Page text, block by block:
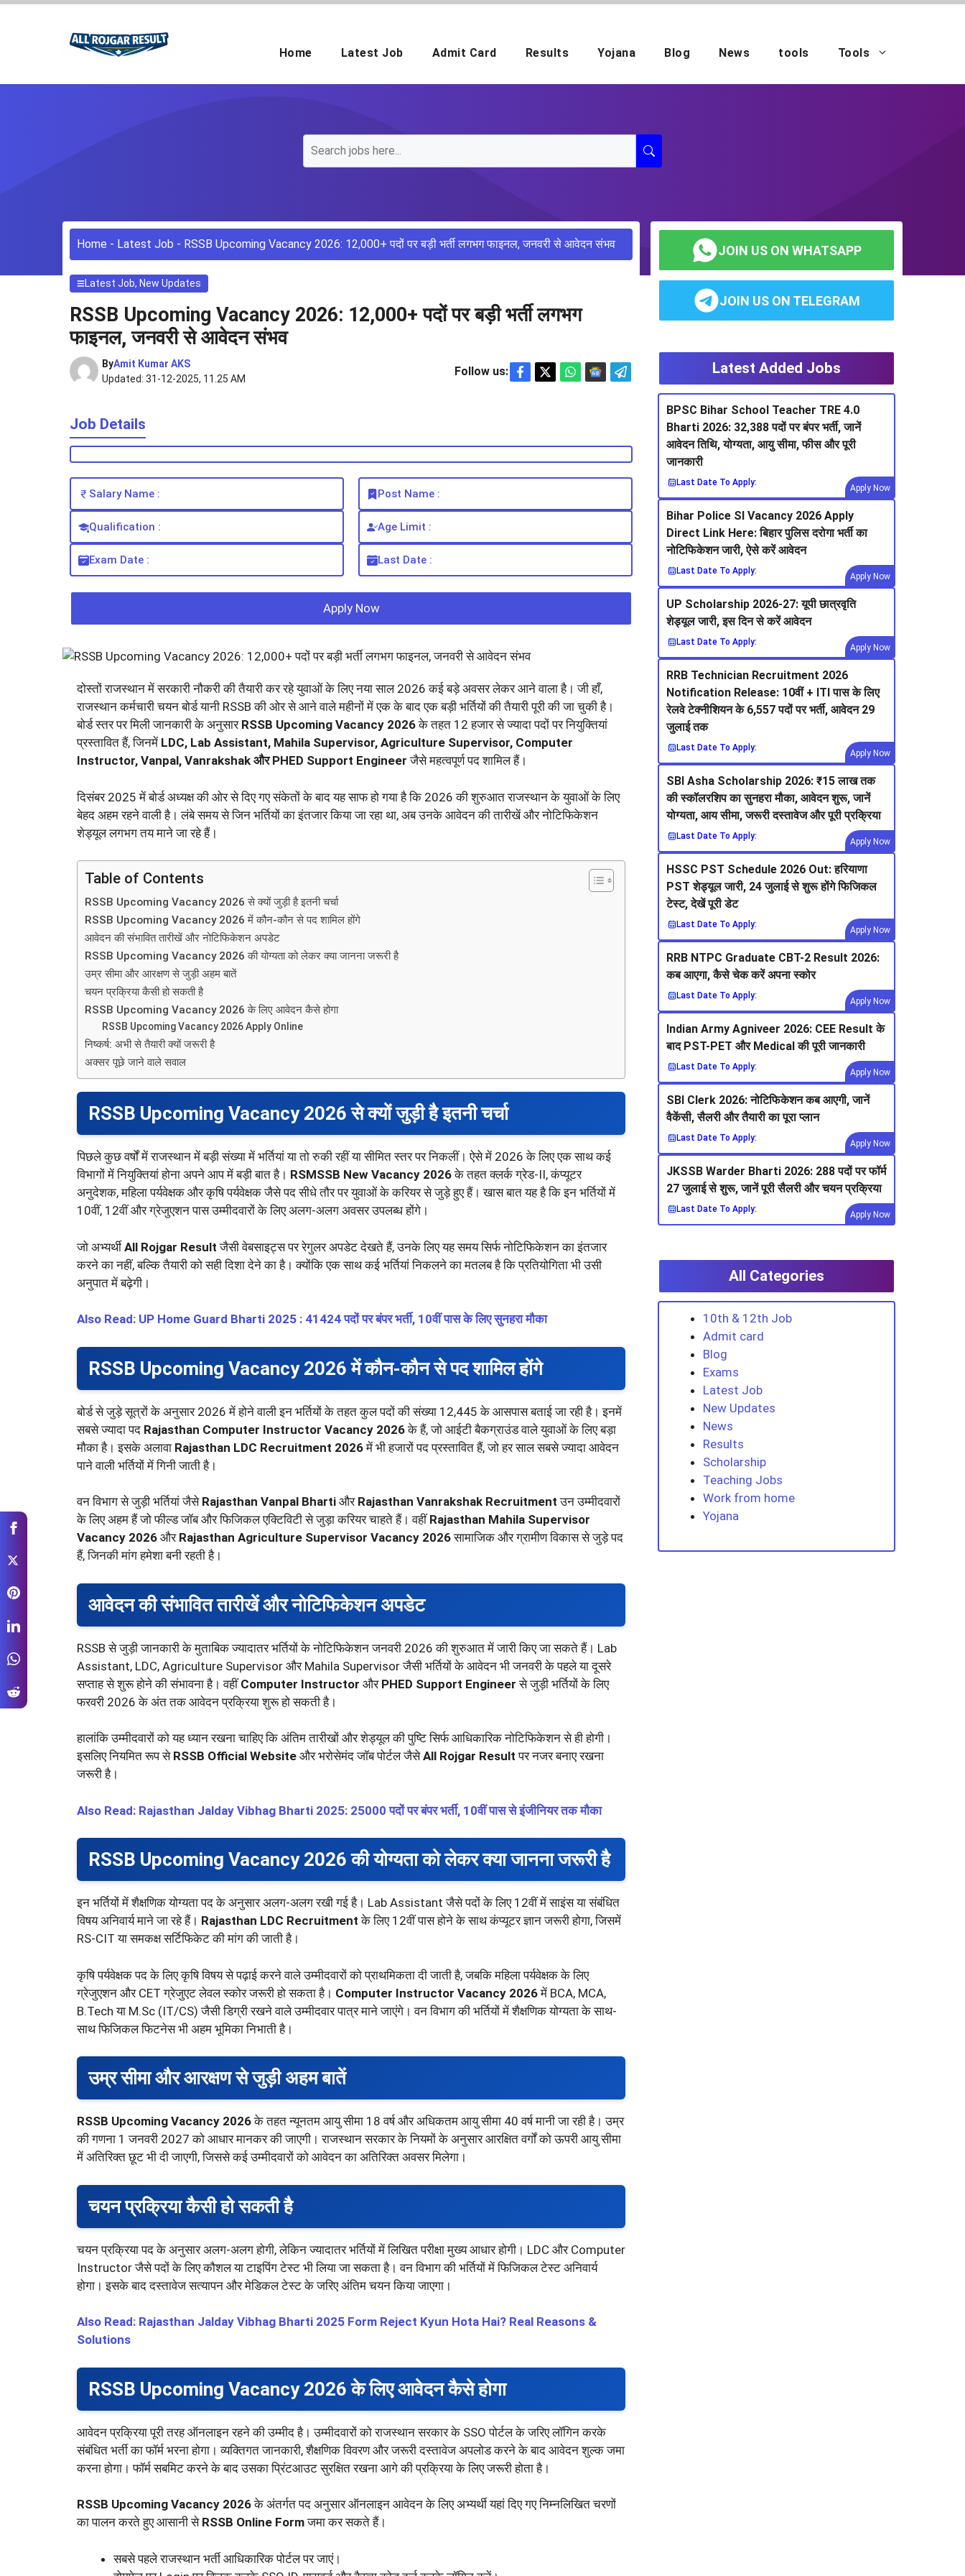
Skip
Home Latest Job Admit Card Results Yojana Blog News tools Tools
Home - Latest Job - RSSB Upcoming Vacancy 2026: 12,000+ पदों पर बड़ी भर्ती लगभग फाइनल, जनवरी से आवेदन संभव
Latest Job, New Updates
RSSB Upcoming Vacancy 2026: 12,000+ पदों पर बड़ी भर्ती लगभग
फाइनल, जनवरी से आवेदन संभव
ByAmit Kumar AKS
Updated: 31-12-2025, 11.25 AM
Follow us:
Job Details
Salary Name : Post Name :
Qualification : Age Limit :
Exam Date : Last Date :
Apply Now
दोस्तों राजस्थान में सरकारी नौकरी की तैयारी कर रहे युवाओं के लिए नया साल 2026 कई बड़े अवसर लेकर आने वाला है। जी हाँ,
राजस्थान कर्मचारी चयन बोर्ड यानी RSSB की ओर से आने वाले महीनों में एक के बाद एक बड़ी भर्तियों की तैयारी पूरी की जा चुकी है।
बोर्ड स्तर पर मिली जानकारी के अनुसार RSSB Upcoming Vacancy 2026के तहत 12 हजार से ज्यादा पदों पर नियुक्तियां
प्रस्तावित हैं, जिनमें LDC, Lab Assistant, Mahila Supervisor, Agriculture Supervisor, Computer
Instructor, Vanpal, Vanrakshak और PHED Support Engineer जैसे महत्वपूर्ण पद शामिल हैं।
दिसंबर 2025 में बोर्ड अध्यक्ष की ओर से दिए गए संकेतों के बाद यह साफ हो गया है कि 2026 की शुरुआत राजस्थान के युवाओं के लिए
बेहद अहम रहने वाली है। लंबे समय से जिन भर्तियों का इंतजार किया जा रहा था, अब उनके आवेदन की तारीखें और नोटिफिकेशन
शेड्यूल लगभग तय माने जा रहे हैं।
Table of Contents
RSSB Upcoming Vacancy 2026 से क्यों जुड़ी है इतनी चर्चा
RSSB Upcoming Vacancy 2026 में कौन-कौन से पद शामिल होंगे
आवेदन की संभावित तारीखें और नोटिफिकेशन अपडेट
RSSB Upcoming Vacancy 2026 की योग्यता को लेकर क्या जानना जरूरी है
उम्र सीमा और आरक्षण से जुड़ी अहम बातें
चयन प्रक्रिया कैसी हो सकती है
RSSB Upcoming Vacancy 2026 के लिए आवेदन कैसे होगा
RSSB Upcoming Vacancy 2026 Apply Online
निष्कर्ष: अभी से तैयारी क्यों जरूरी है
अक्सर पूछे जाने वाले सवाल
RSSB Upcoming Vacancy 2026 से क्यों जुड़ी है इतनी चर्चा
पिछले कुछ वर्षों में राजस्थान में बड़ी संख्या में भर्तियां या तो रुकी रहीं या सीमित स्तर पर निकलीं। ऐसे में 2026 के लिए एक साथ कई
विभागों में नियुक्तियां होना अपने आप में बड़ी बात है। RSMSSB New Vacancy 2026के तहत क्लर्क ग्रेड-II, कंप्यूटर
अनुदेशक, महिला पर्यवेक्षक और कृषि पर्यवेक्षक जैसे पद सीधे तौर पर युवाओं के करियर से जुड़े हुए हैं। खास बात यह है कि इन भर्तियों में
10वीं, 12वीं और ग्रेजुएशन पास उम्मीदवारों के लिए अलग-अलग अवसर उपलब्ध होंगे।
जो अभ्यर्थी All Rojgar Result जैसी वेबसाइट्स पर रेगुलर अपडेट देखते हैं, उनके लिए यह समय सिर्फ नोटिफिकेशन का इंतजार
करने का नहीं, बल्कि तैयारी को सही दिशा देने का है। क्योंकि एक साथ कई भर्तियां निकलने का मतलब है कि प्रतियोगिता भी उसी
अनुपात में बढ़ेगी।
Also Read: UP Home Guard Bharti 2025 : 41424 पदों पर बंपर भर्ती, 10वीं पास के लिए सुनहरा मौका
RSSB Upcoming Vacancy 2026 में कौन-कौन से पद शामिल होंगे
बोर्ड से जुड़े सूत्रों के अनुसार 2026 में होने वाली इन भर्तियों के तहत कुल पदों की संख्या 12,445 के आसपास बताई जा रही है। इनमें
सबसे ज्यादा पद Rajasthan Computer Instructor Vacancy 2026के हैं, जो आईटी बैकग्राउंड वाले युवाओं के लिए बड़ा
मौका है। इसके अलावा Rajasthan LDC Recruitment 2026में भी हजारों पद प्रस्तावित हैं, जो हर साल सबसे ज्यादा आवेदन
पाने वाली भर्तियों में गिनी जाती है।
वन विभाग से जुड़ी भर्तियां जैसे Rajasthan Vanpal Bharti और Rajasthan Vanrakshak Recruitment उन उम्मीदवारों
के लिए अहम हैं जो फील्ड जॉब और फिजिकल एक्टिविटी से जुड़ा करियर चाहते हैं। वहीं Rajasthan Mahila Supervisor
Vacancy 2026 और Rajasthan Agriculture Supervisor Vacancy 2026सामाजिक और ग्रामीण विकास से जुड़े पद
हैं, जिनकी मांग हमेशा बनी रहती है।
आवेदन की संभावित तारीखें और नोटिफिकेशन अपडेट
RSSB से जुड़ी जानकारी के मुताबिक ज्यादातर भर्तियों के नोटिफिकेशन जनवरी 2026 की शुरुआत में जारी किए जा सकते हैं। Lab
Assistant, LDC, Agriculture Supervisor और Mahila Supervisor जैसी भर्तियों के आवेदन भी जनवरी के पहले या दूसरे
सप्ताह से शुरू होने की संभावना है। वहींComputer Instructor और PHED Support Engineer से जुड़ी भर्तियों के लिए
फरवरी 2026 के अंत तक आवेदन प्रक्रिया शुरू हो सकती है।
हालांकि उम्मीदवारों को यह ध्यान रखना चाहिए कि अंतिम तारीखों और शेड्यूल की पुष्टि सिर्फ आधिकारिक नोटिफिकेशन से ही होगी।
इसलिए नियमित रूप से RSSB Official Website और भरोसेमंद जॉब पोर्टल जैसेAll Rojgar Result पर नजर बनाए रखना
जरूरी है।
Also Read: Rajasthan Jalday Vibhag Bharti 2025: 25000 पदों पर बंपर भर्ती, 10वीं पास से इंजीनियर तक मौका
RSSB Upcoming Vacancy 2026 की योग्यता को लेकर क्या जानना जरूरी है
इन भर्तियों में शैक्षणिक योग्यता पद के अनुसार अलग-अलग रखी गई है। Lab Assistant जैसे पदों के लिए 12वीं में साइंस या संबंधित
विषय अनिवार्य माने जा रहे हैं। Rajasthan LDC Recruitment के लिए 12वीं पास होने के साथ कंप्यूटर ज्ञान जरूरी होगा, जिसमें
RS-CIT या समकक्ष सर्टिफिकेट की मांग की जाती है।
कृषि पर्यवेक्षक पद के लिए कृषि विषय से पढ़ाई करने वाले उम्मीदवारों को प्राथमिकता दी जाती है, जबकि महिला पर्यवेक्षक के लिए
ग्रेजुएशन और CET ग्रेजुएट लेवल स्कोर जरूरी हो सकता है। Computer Instructor Vacancy 2026में BCA, MCA,
B.Tech या M.Sc (IT/CS) जैसी डिग्री रखने वाले उम्मीदवार पात्र माने जाएंगे। वन विभाग की भर्तियों में शैक्षणिक योग्यता के साथ-
साथ फिजिकल फिटनेस भी अहम भूमिका निभाती है।
उम्र सीमा और आरक्षण से जुड़ी अहम बातें
RSSB Upcoming Vacancy 2026के तहत न्यूनतम आयु सीमा 18 वर्ष और अधिकतम आयु सीमा 40 वर्ष मानी जा रही है। उम्र
की गणना 1 जनवरी 2027 को आधार मानकर की जाएगी। राजस्थान सरकार के नियमों के अनुसार आरक्षित वर्गों को ऊपरी आयु सीमा
में अतिरिक्त छूट भी दी जाएगी, जिससे कई उम्मीदवारों को आवेदन का अतिरिक्त अवसर मिलेगा।
चयन प्रक्रिया कैसी हो सकती है
चयन प्रक्रिया पद के अनुसार अलग-अलग होगी, लेकिन ज्यादातर भर्तियों में लिखित परीक्षा मुख्य आधार होगी। LDC और Computer
Instructor जैसे पदों के लिए कौशल या टाइपिंग टेस्ट भी लिया जा सकता है। वन विभाग की भर्तियों में फिजिकल टेस्ट अनिवार्य
होगा। इसके बाद दस्तावेज सत्यापन और मेडिकल टेस्ट के जरिए अंतिम चयन किया जाएगा।
Also Read: Rajasthan Jalday Vibhag Bharti 2025 Form Reject Kyun Hota Hai? Real Reasons &
Solutions
RSSB Upcoming Vacancy 2026 के लिए आवेदन कैसे होगा
आवेदन प्रक्रिया पूरी तरह ऑनलाइन रहने की उम्मीद है। उम्मीदवारों को राजस्थान सरकार के SSO पोर्टल के जरिए लॉगिन करके
संबंधित भर्ती का फॉर्म भरना होगा। व्यक्तिगत जानकारी, शैक्षणिक विवरण और जरूरी दस्तावेज अपलोड करने के बाद आवेदन शुल्क जमा
करना होगा। फॉर्म सबमिट करने के बाद उसका प्रिंटआउट सुरक्षित रखना आगे की प्रक्रिया के लिए जरूरी होता है।
RSSB Upcoming Vacancy 2026के अंतर्गत पद अनुसार ऑनलाइन आवेदन के लिए अभ्यर्थी यहां दिए गए निम्नलिखित चरणों
का पालन करते हुए आसानी से RSSB Online Formजमा कर सकते हैं।
सबसे पहले राजस्थान भर्ती आधिकारिक पोर्टल पर जाएं।
JOIN US ON WHATSAPP
JOIN US ON TELEGRAM
Latest Added Jobs
BPSC Bihar School Teacher TRE 4.0
Bharti 2026: 32,388 पदों पर बंपर भर्ती, जानें
आवेदन तिथि, योग्यता, आयु सीमा, फीस और पूरी
जानकारी
Last Date To Apply:
Apply Now
Bihar Police SI Vacancy 2026 Apply
Direct Link Here: बिहार पुलिस दरोगा भर्ती का
नोटिफिकेशन जारी, ऐसे करें आवेदन
Last Date To Apply:
Apply Now
UP Scholarship 2026-27: यूपी छात्रवृति
शेड्यूल जारी, इस दिन से करें आवेदन
Last Date To Apply:
Apply Now
RRB Technician Recruitment 2026
Notification Release: 10वीं + ITI पास के लिए
रेलवे टेक्नीशियन के 6,557 पदों पर भर्ती, आवेदन 29
जुलाई तक
Last Date To Apply:
Apply Now
SBI Asha Scholarship 2026: ₹15 लाख तक
की स्कॉलरशिप का सुनहरा मौका, आवेदन शुरू, जानें
योग्यता, आय सीमा, जरूरी दस्तावेज और पूरी प्रक्रिया
Last Date To Apply:
Apply Now
HSSC PST Schedule 2026 Out: हरियाणा
PST शेड्यूल जारी, 24 जुलाई से शुरू होंगे फिजिकल
टेस्ट, देखें पूरी डेट
Last Date To Apply:
Apply Now
RRB NTPC Graduate CBT-2 Result 2026:
कब आएगा, कैसे चेक करें अपना स्कोर
Last Date To Apply:
Apply Now
Indian Army Agniveer 2026: CEE Result के
बाद PST-PET और Medical की पूरी जानकारी
Last Date To Apply:
Apply Now
SBI Clerk 2026: नोटिफिकेशन कब आएगी, जानें
वैकेंसी, सैलरी और तैयारी का पूरा प्लान
Last Date To Apply:
Apply Now
JKSSB Warder Bharti 2026: 288 पदों पर फॉर्म
27 जुलाई से शुरू, जानें पूरी सैलरी और चयन प्रक्रिया
Last Date To Apply:
Apply Now
All Categories
10th & 12th Job
Admit card
Blog
Exams
Latest Job
New Updates
News
Results
Scholarship
Teaching Jobs
Work from home
Yojana